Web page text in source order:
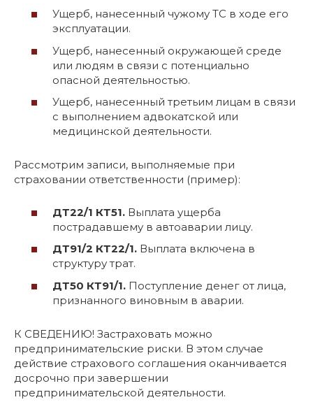
Ущерб, нанесенный чужому ТС в ходе его
эксплуатации.
Ущерб, нанесенный окружающей среде
или людям в связи с потенциально
опасной деятельностью.
Ущерб, нанесенный третьим лицам в связи
с выполнением адвокатской или
медицинской деятельности.
Рассмотрим записи, выполняемые при
страховании ответственности (пример):
ДТ22/1 КТ51. Выплата ущерба
пострадавшему в автоаварии лицу.
ДТ91/2 КТ22/1. Выплата включена в
структуру трат.
ДТ50 КТ91/1. Поступление денег от лица,
признанного виновным в аварии.
К СВЕДЕНИЮ! Застраховать можно
предпринимательские риски. В этом случае
действие страхового соглашения оканчивается
досрочно при завершении
предпринимательской деятельности.